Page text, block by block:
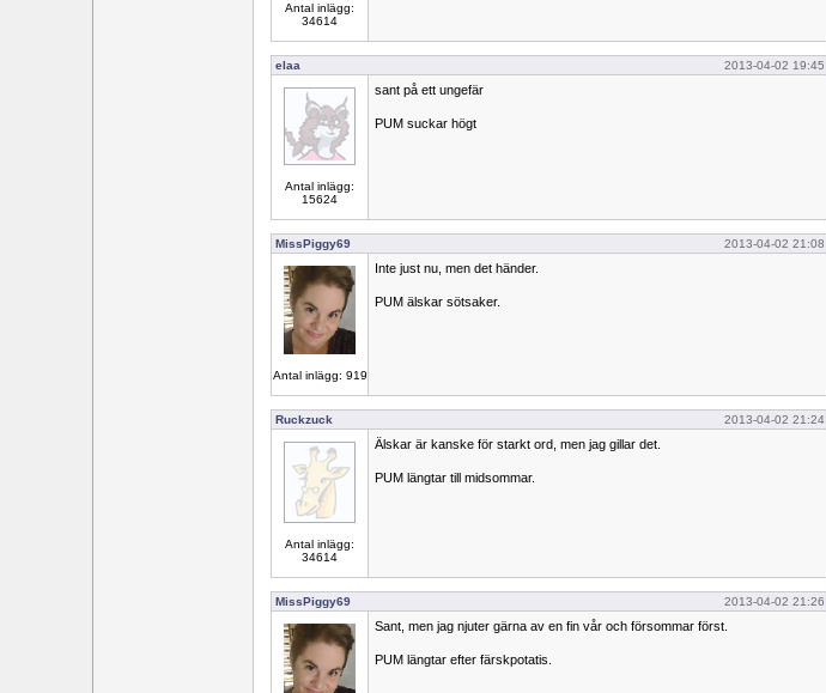
Antal inlägg:
34614
elaa 2013-04-02 19:45
Antal inlägg:
15624
sant på ett ungefär
PUM suckar högt
MissPiggy69 2013-04-02 21:08
Antal inlägg: 919
Inte just nu, men det händer.
PUM älskar sötsaker.
Ruckzuck 2013-04-02 21:24
Antal inlägg:
34614
Älskar är kanske för starkt ord, men jag gillar det.
PUM längtar till midsommar.
MissPiggy69 2013-04-02 21:26
Sant, men jag njuter gärna av en fin vår och försommar först.
PUM längtar efter färskpotatis.